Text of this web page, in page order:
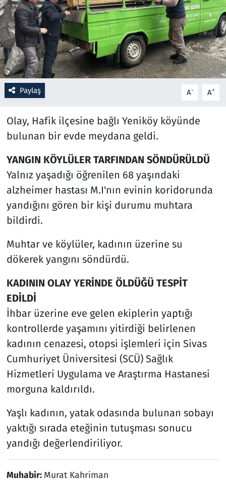
Paylaş A- A+
Olay, Hafik ilçesine bağlı Yeniköy köyünde
bulunan bir evde meydana geldi.
YANGIN KÖYLÜLER TARFINDAN SÖNDÜRÜLDÜ
Yalnız yaşadığı öğrenilen 68 yaşındaki
alzheimer hastası M.I'nın evinin koridorunda
yandığını gören bir kişi durumu muhtara
bildirdi.
Muhtar ve köylüler, kadının üzerine su
dökerek yangını söndürdü.
KADININ OLAY YERİNDE ÖLDÜĞÜ TESPİT
EDİLDİ
İhbar üzerine eve gelen ekiplerin yaptığı
kontrollerde yaşamını yitirdiği belirlenen
kadının cenazesi, otopsi işlemleri için Sivas
Cumhuriyet Üniversitesi (SCÜ) Sağlık
Hizmetleri Uygulama ve Araştırma Hastanesi
morguna kaldırıldı.
Yaşlı kadının, yatak odasında bulunan sobayı
yaktığı sırada eteğinin tutuşması sonucu
yandığı değerlendiriliyor.
Muhabir: Murat Kahriman
Resmi İlanlar
Rüya Tabirleri
Sağlık
Savunma Sanayi
Spor
Teknoloji ve Bilim
Televizyon